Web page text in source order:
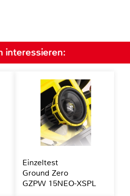
interessieren:
Einzeltest
Ground Zero
GZPW 15NEO-XSPL